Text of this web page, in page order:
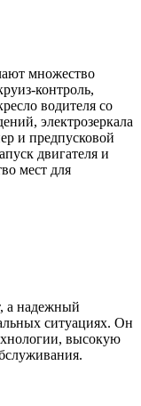
множество
контроль,
водителя со
электрозеркала
и предпусковой
двигателя и
мест для
а надежный
ситуациях. Он
высокую